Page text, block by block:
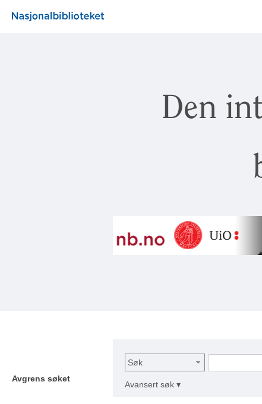
Den
Avgrens søket
Søk
Avansert søk ▾